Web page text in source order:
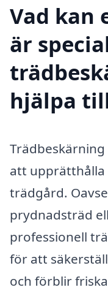
Vad kan
är
hjälpa
Trädbeskärning
att upprätthålla
trädgård.
prydnadsträd
professionell
för att
och förblir